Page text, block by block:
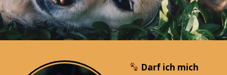
Darf ich mich